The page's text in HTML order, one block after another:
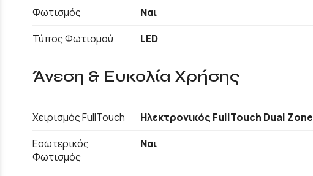
Φωτισμός
Ναι
Τύπος Φωτισμού
LED
Άνεση & Ευκολία Χρήσης
Χειρισμός FullTouch
Ηλεκτρονικός FullTouch Dual Zone
Εσωτερικός
Φωτισμός
Ναι